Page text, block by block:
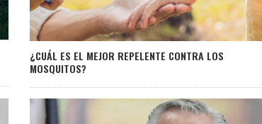
¿CUÁL ES EL MEJOR REPELENTE CONTRA LOS
MOSQUITOS?